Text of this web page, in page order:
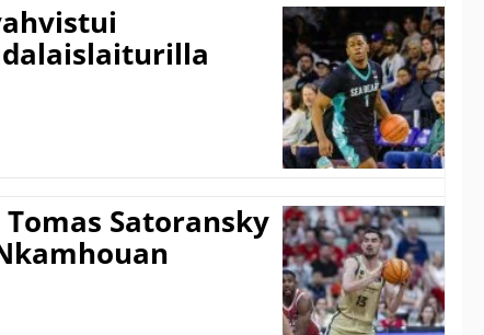
Satoransky